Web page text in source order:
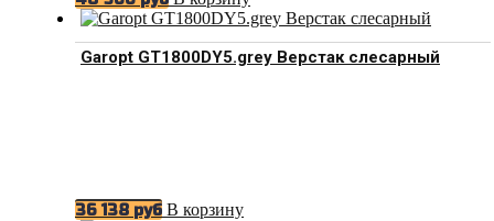
Garopt GT1800DY5.grey Верстак слесарный
36 138 руб В корзину